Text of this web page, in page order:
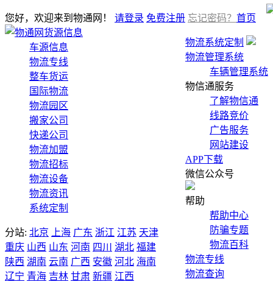
您好，欢迎来到物通网！ 请登录 免费注册 忘记密码？
物流系统定制
物流管理系统
车辆管理系统
物信通服务
了解物信通
线路竞价
广告服务
网站建设
APP下载
微信公众号
帮助
帮助中心
防骗专题
物流百科
物流专线
物流查询
首页
货源信息
车源信息
物流专线
整车货运
国际物流
物流园区
搬家公司
快递公司
物流加盟
物流招标
物流设备
物流资讯
系统定制
分站: 北京 上海 广东 浙江 江苏 天津
重庆 山西 山东 河南 四川 湖北 福建
陕西 湖南 云南 广西 安徽 河北 海南
辽宁 青海 吉林 甘肃 新疆 江西